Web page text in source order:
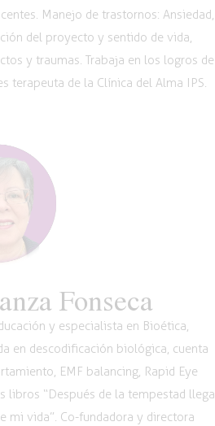
Manejo de trastornos: Ansiedad,
del proyecto y sentido de vida,
y traumas. Trabaja en los logros de
terapeuta de la Clínica del Alma IPS.
Fonseca
y especialista en Bioética,
en descodificación biológica, cuenta
EMF balancing, Rapid Eye
libros “Después de la tempestad llega
mi vida”. Co-fundadora y directora